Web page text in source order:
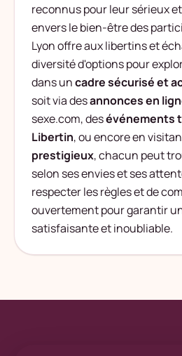
reconnus pour leur sérieux
envers le bien-être des
Lyon offre aux libertins et
diversité d'options pour
dans uncadre sécurisé et
soit via desannonces en
sexe.com, desévénements
Libertin, ou encore en
prestigieux, chacun peut
selon ses envies et ses
respecter les règles et de
ouvertement pour garantir
satisfaisante et inoubliable.